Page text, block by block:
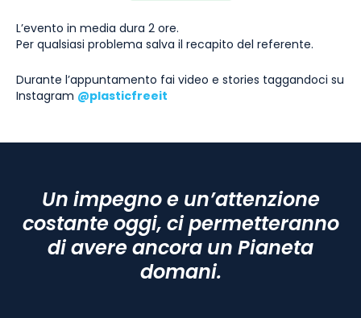
L’evento in media dura 2 ore.
Per qualsiasi problema salva il recapito del referente.
Durante l’appuntamento fai video e stories taggandoci su
Instagram @plasticfreeit
Un impegno e un’attenzione
costante oggi, ci permetteranno
di avere ancora un Pianeta
domani.